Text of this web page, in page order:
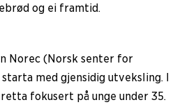
og ei framtid.
Norec (Norsk senter for
med gjensidig utveksling. I
fokusert på unge under 35.